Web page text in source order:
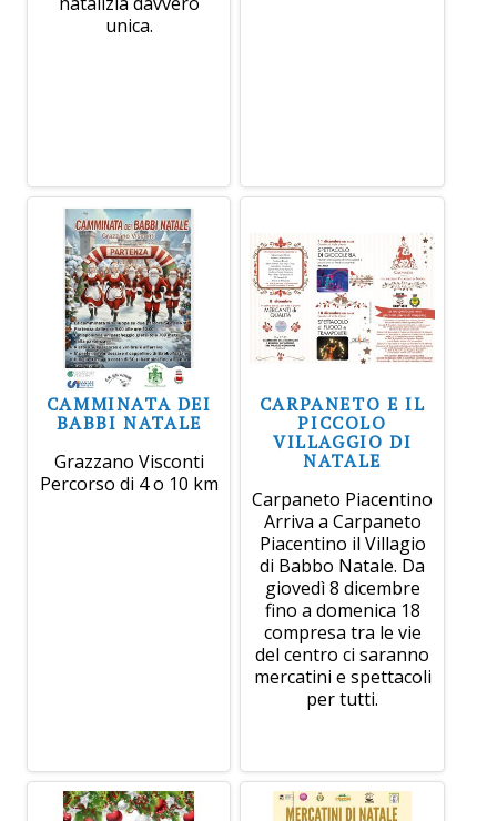
unica.
CAMMINATA DEI
BABBI NATALE
Grazzano Visconti
Percorso di 4 o 10 km
CARPANETO E IL
PICCOLO
VILLAGGIO DI
NATALE
Carpaneto Piacentino
Arriva a Carpaneto
Piacentino il Villagio
di Babbo Natale. Da
giovedì 8 dicembre
fino a domenica 18
compresa tra le vie
del centro ci saranno
mercatini e spettacoli
per tutti.